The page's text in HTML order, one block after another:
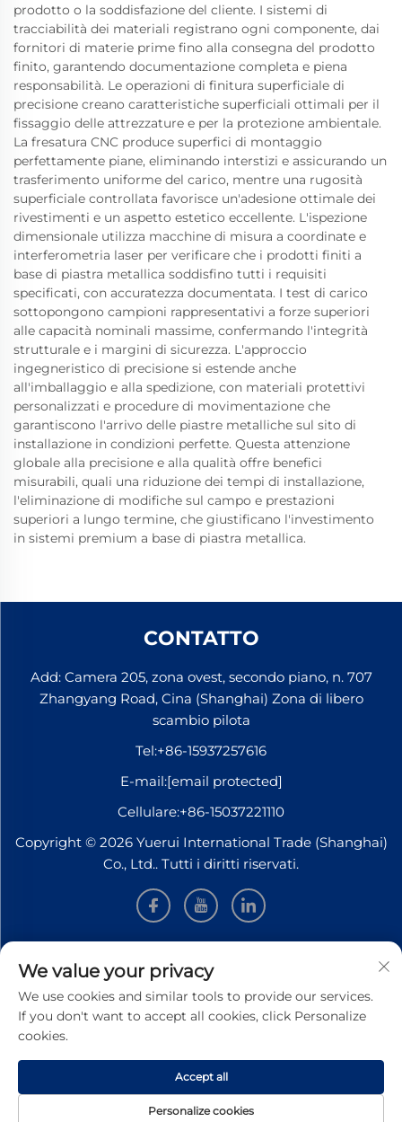
prodotto o la soddisfazione del cliente. I sistemi di
tracciabilità dei materiali registrano ogni componente, dai
fornitori di materie prime fino alla consegna del prodotto
finito, garantendo documentazione completa e piena
responsabilità. Le operazioni di finitura superficiale di
precisione creano caratteristiche superficiali ottimali per il
fissaggio delle attrezzature e per la protezione ambientale.
La fresatura CNC produce superfici di montaggio
perfettamente piane, eliminando interstizi e assicurando un
trasferimento uniforme del carico, mentre una rugosità
superficiale controllata favorisce un'adesione ottimale dei
rivestimenti e un aspetto estetico eccellente. L'ispezione
dimensionale utilizza macchine di misura a coordinate e
interferometria laser per verificare che i prodotti finiti a
base di piastra metallica soddisfino tutti i requisiti
specificati, con accuratezza documentata. I test di carico
sottopongono campioni rappresentativi a forze superiori
alle capacità nominali massime, confermando l'integrità
strutturale e i margini di sicurezza. L'approccio
ingegneristico di precisione si estende anche
all'imballaggio e alla spedizione, con materiali protettivi
personalizzati e procedure di movimentazione che
garantiscono l'arrivo delle piastre metalliche sul sito di
installazione in condizioni perfette. Questa attenzione
globale alla precisione e alla qualità offre benefici
misurabili, quali una riduzione dei tempi di installazione,
l'eliminazione di modifiche sul campo e prestazioni
superiori a lungo termine, che giustificano l'investimento
in sistemi premium a base di piastra metallica.
CONTATTO
Add: Camera 205, zona ovest, secondo piano, n. 707
Zhangyang Road, Cina (Shanghai) Zona di libero
scambio pilota
Tel:+86-15937257616
E-mail:[email protected]
Cellulare:+86-15037221110
Copyright © 2026 Yuerui International Trade (Shanghai)
Co., Ltd.. Tutti i diritti riservati.
INFORMAZIONI
Iscriviti per ricevere la nostra newsletter settimanale
INVIA
We value your privacy
We use cookies and similar tools to provide our services.
If you don't want to accept all cookies, click Personalize
cookies.
Personalize cookies
Accept all